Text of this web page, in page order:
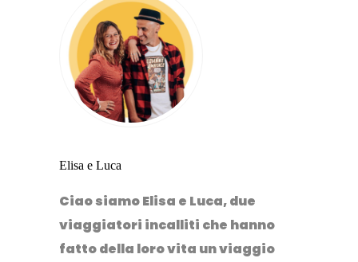
Elisa e Luca
Ciao siamo Elisa e Luca, due
viaggiatori incalliti che hanno
fatto della loro vita un viaggio